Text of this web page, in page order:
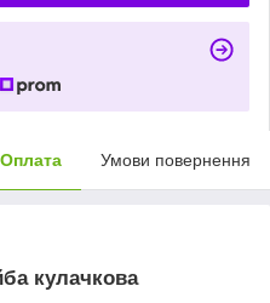
Оплата Умови повернення
кулачкова